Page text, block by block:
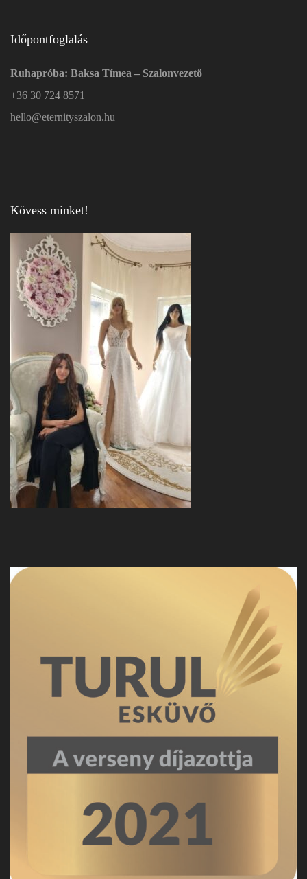
Időpontfoglalás
Ruhapróba: Baksa Tímea – Szalonvezető
+36 30 724 8571
hello@eternityszalon.hu
Kövess minket!